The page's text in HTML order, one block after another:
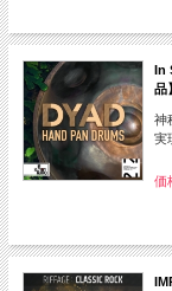
In
品
神
実
価